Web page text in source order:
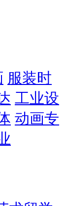
服装时
工业设
动画专